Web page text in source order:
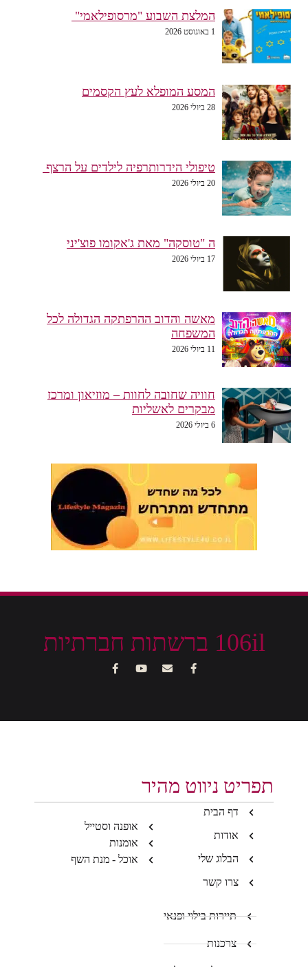
המלצת השבוע "מרסופילאמי"
1 באוגוסט 2026
המסע המופלא לעץ הקסמים
28 ביולי 2026
טיפולי הידרותרפיה לילדים על הרצף
20 ביולי 2026
ה "טוסקה" מאת ג'אקומו פוצ'יני
17 ביולי 2026
מאשה והדוב ההרפתקה הגדולה לכל
המשפחה
11 ביולי 2026
חוויה שחובה לחוות – מוזיאון ומרכז
מבקרים לאשליות
6 ביולי 2026
106il ברשתות חברתיות
תפריט ניווט מהיר
דף הבית
אודות
הבלוג שלי
צרו קשר
אופנה וסטייל
אומנות
אוכל - מנת השף
תיירות בילוי ופנאי
צרכנות